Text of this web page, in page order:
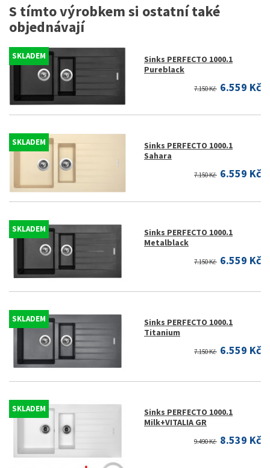
S tímto výrobkem si ostatní také
objednávají
SKLADEM
Sinks PERFECTO 1000.1
Pureblack
7.150 Kč 6.559 Kč
SKLADEM
Sinks PERFECTO 1000.1
Sahara
7.150 Kč 6.559 Kč
SKLADEM
Sinks PERFECTO 1000.1
Metalblack
7.150 Kč 6.559 Kč
SKLADEM
Sinks PERFECTO 1000.1
Titanium
7.150 Kč 6.559 Kč
SKLADEM
Sinks PERFECTO 1000.1
Milk+VITALIA GR
9.490 Kč 8.539 Kč